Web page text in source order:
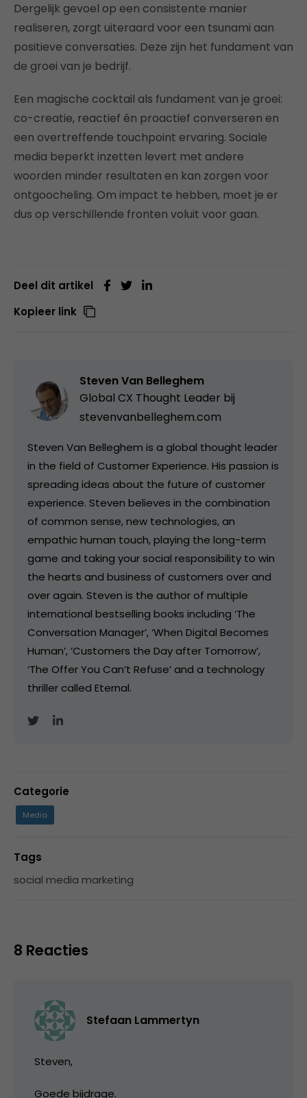
Dergelijk gevoel op een consistente manier
realiseren, zorgt uiteraard voor een tsunami aan
positieve conversaties. Deze zijn het fundament van
de groei van je bedrijf.
Een magische cocktail als fundament van je groei:
co-creatie, reactief én proactief converseren en
een overtreffende touchpoint ervaring. Sociale
media beperkt inzetten levert met andere
woorden minder resultaten en kan zorgen voor
ontgoocheling. Om impact te hebben, moet je er
dus op verschillende fronten voluit voor gaan.
Deel dit artikel
Kopieer link
Steven Van Belleghem
Global CX Thought Leader bij
stevenvanbelleghem.com
Steven Van Belleghem is a global thought leader
in the field of Customer Experience. His passion is
spreading ideas about the future of customer
experience. Steven believes in the combination
of common sense, new technologies, an
empathic human touch, playing the long-term
game and taking your social responsibility to win
the hearts and business of customers over and
over again. Steven is the author of multiple
international bestselling books including ‘The
Conversation Manager’, ‘When Digital Becomes
Human’, ‘Customers the Day after Tomorrow’,
‘The Offer You Can’t Refuse’ and a technology
thriller called Eternal.
Categorie
Media
Tags
social media marketing
8 Reacties
Stefaan Lammertyn
Steven,
Goede bijdrage.